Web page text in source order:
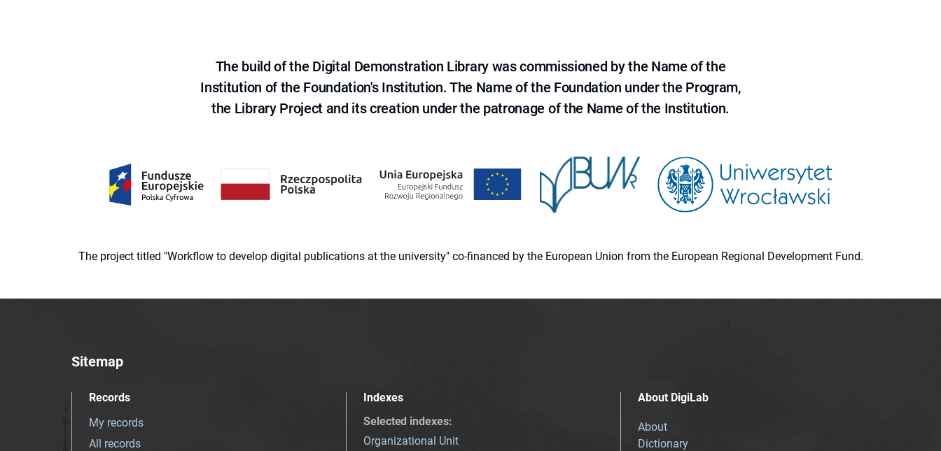
The build of the Digital Demonstration Library was commissioned by the Name of the
Institution of the Foundation's Institution. The Name of the Foundation under the Program,
the Library Project and its creation under the patronage of the Name of the Institution.
The project titled "Workflow to develop digital publications at the university" co-financed by the European Union from the European Regional Development Fund.
Sitemap
Records
My records
All records
Indexes
Selected indexes:
Organizational Unit
About DigiLab
About
Dictionary